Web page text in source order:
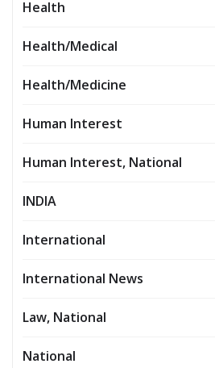
Health
Health/Medical
Health/Medicine
Human Interest
Human Interest, National
INDIA
International
International News
Law, National
National